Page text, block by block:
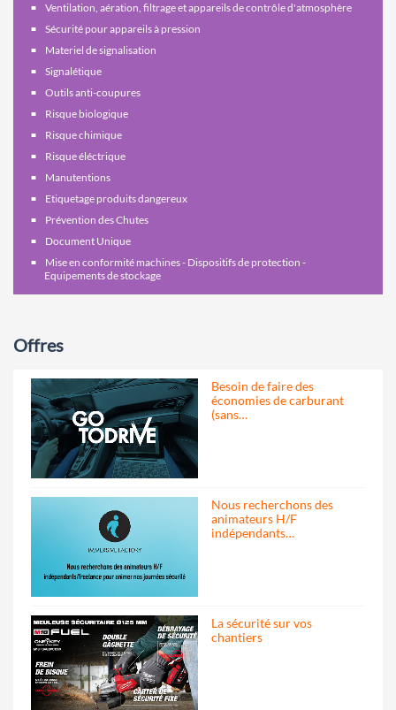
Ventilation, aération, filtrage et appareils de contrôle d'atmosphère
Sécurité pour appareils à pression
Materiel de signalisation
Signalétique
Outils anti-coupures
Risque biologique
Risque chimique
Risque éléctrique
Manutentions
Etiquetage produits dangereux
Prévention des Chutes
Document Unique
Mise en conformité machines - Dispositifs de protection -
Equipements de stockage
Offres
Besoin de faire des
économies de carburant
(sans…
Nous recherchons des
animateurs H/F
indépendants…
La sécurité sur vos
chantiers